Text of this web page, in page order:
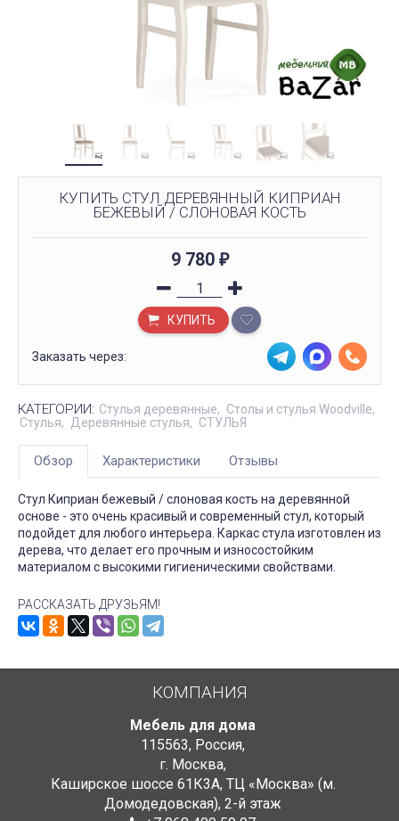
КУПИТЬ СТУЛ ДЕРЕВЯННЫЙ КИПРИАН
БЕЖЕВЫЙ / СЛОНОВАЯ КОСТЬ
9 780 ₽
КУПИТЬ
Заказать через:
КАТЕГОРИИ: Стулья деревянные
Столы и стулья Woodville
Стулья
Деревянные стулья СТУЛЬЯ
Обзор Характеристики Отзывы
Стул Киприан бежевый / слоновая кость на деревянной
основе - это очень красивый и современный стул, который
подойдет для любого интерьера. Каркас стула изготовлен из
дерева, что делает его прочным и износостойким
материалом с высокими гигиеническими свойствами.
РАССКАЗАТЬ ДРУЗЬЯМ!
КОМПАНИЯ
Мебель для дома
115563, Россия,
г. Москва,
Каширское шоссе 61К3А, ТЦ «Москва» (м.
Домодедовская), 2-й этаж